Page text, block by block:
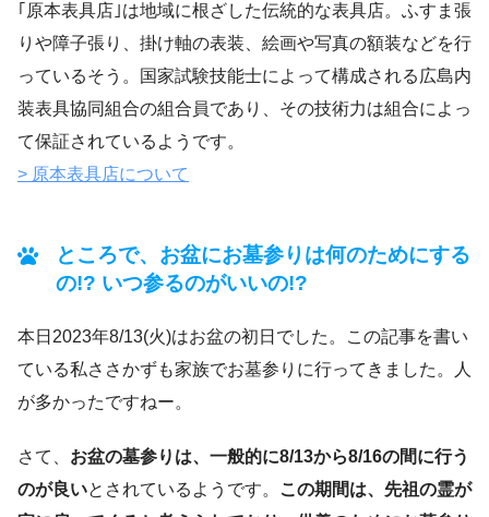
｢原本表具店｣は地域に根ざした伝統的な表具店。ふすま張
りや障子張り、掛け軸の表装、絵画や写真の額装などを行
っているそう。国家試験技能士によって構成される広島内
装表具協同組合の組合員であり、その技術力は組合によっ
て保証されているようです。
> 原本表具店について
ところで、お盆にお墓参りは何のためにする
の!? いつ参るのがいいの!?
本日2023年8/13(火)はお盆の初日でした。この記事を書い
ている私ささかずも家族でお墓参りに行ってきました。人
が多かったですねー。
さて、 お盆の墓参りは、一般的に8/13から8/16の間に行う
のが良いとされているようです。
この期間は、先祖の霊が